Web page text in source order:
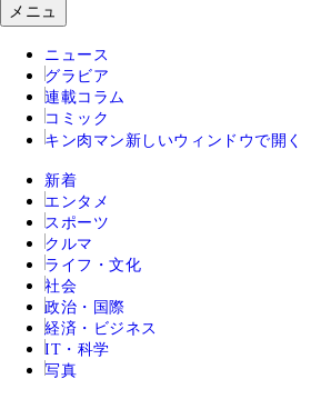
メニュ
ニュース
グラビア
連載コラム
コミック
キン肉マン 新しいウィンドウで開く
新着
エンタメ
スポーツ
クルマ
ライフ・文化
社会
政治・国際
経済・ビジネス
IT・科学
写真